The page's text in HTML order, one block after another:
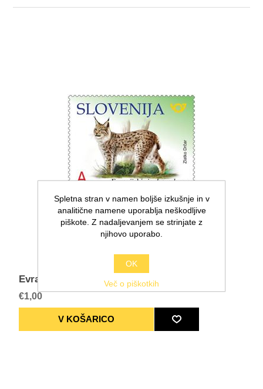
Evrazijski ris
€1,00
Spletna stran v namen boljše izkušnje in v
analitične namene uporablja neškodljive
piškote. Z nadaljevanjem se strinjate z
njihovo uporabo.
OK
Več o piškotkih